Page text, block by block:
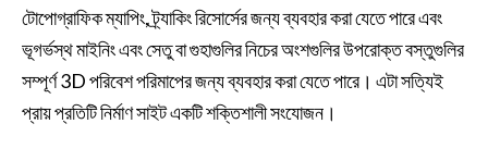
টোপোগ্রাফিক ম্যাপিং, ট্র্যাকিং রিসোর্সের জন্য ব্যবহার করা যেতে পারে এবং
ভূগর্ভস্থ মাইনিং এবং সেতু বা গুহাগুলির নিচের অংশগুলির উপরোক্ত বস্তুগুলির
সম্পূর্ণ 3D পরিবেশ পরিমাপের জন্য ব্যবহার করা যেতে পারে। এটা সত্যিই
প্রায় প্রতিটি নির্মাণ সাইট একটি শক্তিশালী সংযোজন।